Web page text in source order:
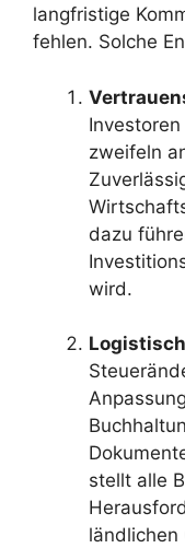
langfristige
fehlen. Solche
zweifeln
dazu
wird.
stellt alle
ländlichen